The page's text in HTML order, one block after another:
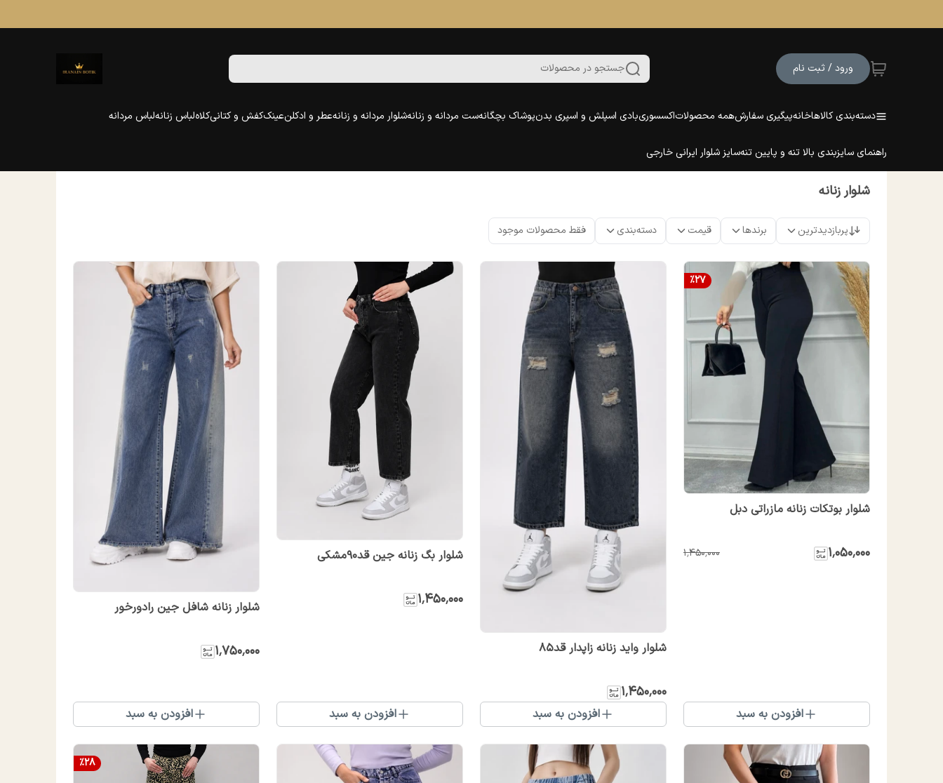
ورود / ثبت نام جستجو در محصولات
دسته‌بندی کالاهاخانهپیگیری سفارشهمه محصولاتاکسسوریبادی اسپلش و اسپری بدنپوشاک بچگانهست مردانه و زنانهشلوار مردانه و زنانهعطر و ادکلنعینککفش و کتانیکلاهلباس زنانهلباس مردانه
راهنمای سایزبندی بالا تنه و پایین تنهسایز شلوار ایرانی خارجی
شلوار زنانه
پربازدیدترین برندها قیمت دسته‌بندی فقط محصولات موجود
%27
شلوار بوتکات زنانه مازراتی دبل
۱٬۰۵۰٬۰۰۰ ۱٬۴۵۰٬۰۰۰
افزودن به سبد
شلوار واید زنانه زاپدار قد85
۱٬۴۵۰٬۰۰۰
افزودن به سبد
شلوار بگ زنانه جین قد90مشکی
۱٬۴۵۰٬۰۰۰
افزودن به سبد
شلوار زنانه شافل جین رادورخور
۱٬۷۵۰٬۰۰۰
افزودن به سبد
%28